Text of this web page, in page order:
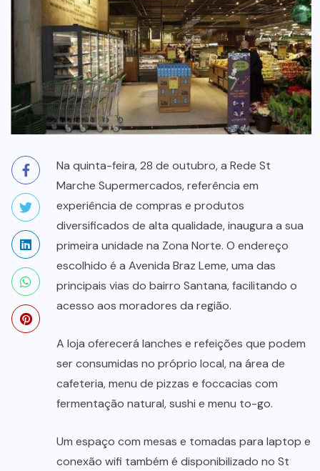
Na quinta-feira, 28 de outubro, a Rede St
Marche Supermercados, referência em
experiência de compras e produtos
diversificados de alta qualidade, inaugura a sua
primeira unidade na Zona Norte. O endereço
escolhido é a Avenida Braz Leme, uma das
principais vias do bairro Santana, facilitando o
acesso aos moradores da região.
A loja oferecerá lanches e refeições que podem
ser consumidas no próprio local, na área de
cafeteria, menu de pizzas e foccacias com
fermentação natural, sushi e menu to-go.
Um espaço com mesas e tomadas para laptop e
conexão wifi também é disponibilizado no St